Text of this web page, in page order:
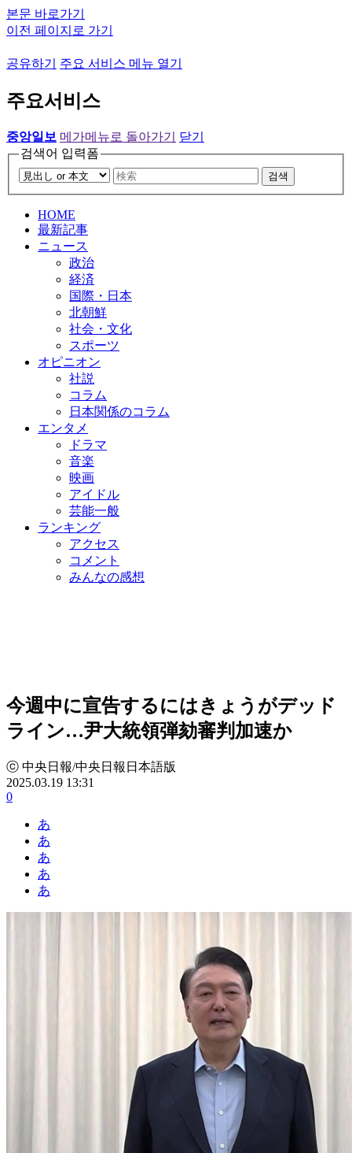
본문 바로가기
이전 페이지로 가기
공유하기 주요 서비스 메뉴 열기
주요서비스
중앙일보 메가메뉴로 돌아가기
닫기
검색어 입력폼
검색
HOME
最新記事
ニュース
政治
経済
国際・日本
北朝鮮
社会・文化
スポーツ
オピニオン
社説
コラム
日本関係のコラム
エンタメ
ドラマ
音楽
映画
アイドル
芸能一般
ランキング
アクセス
コメント
みんなの感想
今週中に宣告するにはきょうがデッド
ライン…尹大統領弾劾審判加速か
ⓒ 中央日報/中央日報日本語版
2025.03.19 13:31
0
あ
あ
あ
あ
あ